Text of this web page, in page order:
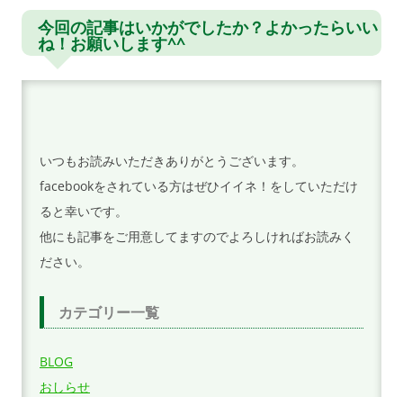
ゲ
ー
今回の記事はいかがでしたか？よかったらいい
ね！お願いします^^
いつもお読みいただきありがとうございます。
facebookをされている方はぜひイイネ！をしていただけ
ると幸いです。
他にも記事をご用意してますのでよろしければお読みく
ださい。
カテゴリー一覧
BLOG
おしらせ